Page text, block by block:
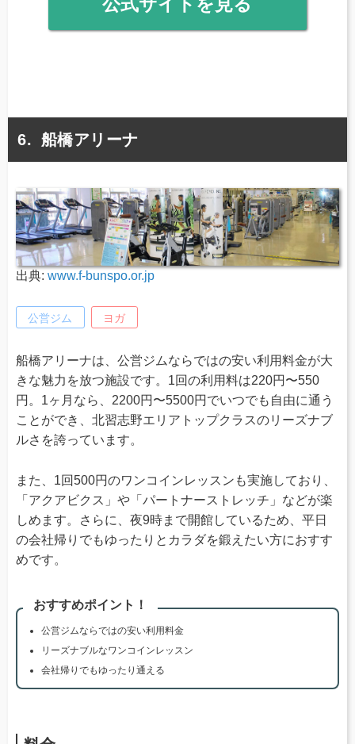
船橋アリーナ
出典: www.f-bunspo.or.jp
公営ジム ヨガ
船橋アリーナは、公営ジムならではの安い利用料金が大
きな魅力を放つ施設です。1回の利用料は220円〜550
円。1ヶ月なら、2200円〜5500円でいつでも自由に通う
ことができ、北習志野エリアトップクラスのリーズナブ
ルさを誇っています。
また、1回500円のワンコインレッスンも実施しており、
「アクアビクス」や「パートナーストレッチ」などが楽
しめます。さらに、夜9時まで開館しているため、平日
の会社帰りでもゆったりとカラダを鍛えたい方におすす
めです。
おすすめポイント！
公営ジムならではの安い利用料金
リーズナブルなワンコインレッスン
会社帰りでもゆったり通える